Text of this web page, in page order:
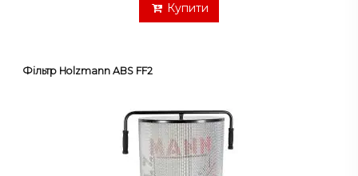
Купити
Фільтр Holzmann ABS FF2